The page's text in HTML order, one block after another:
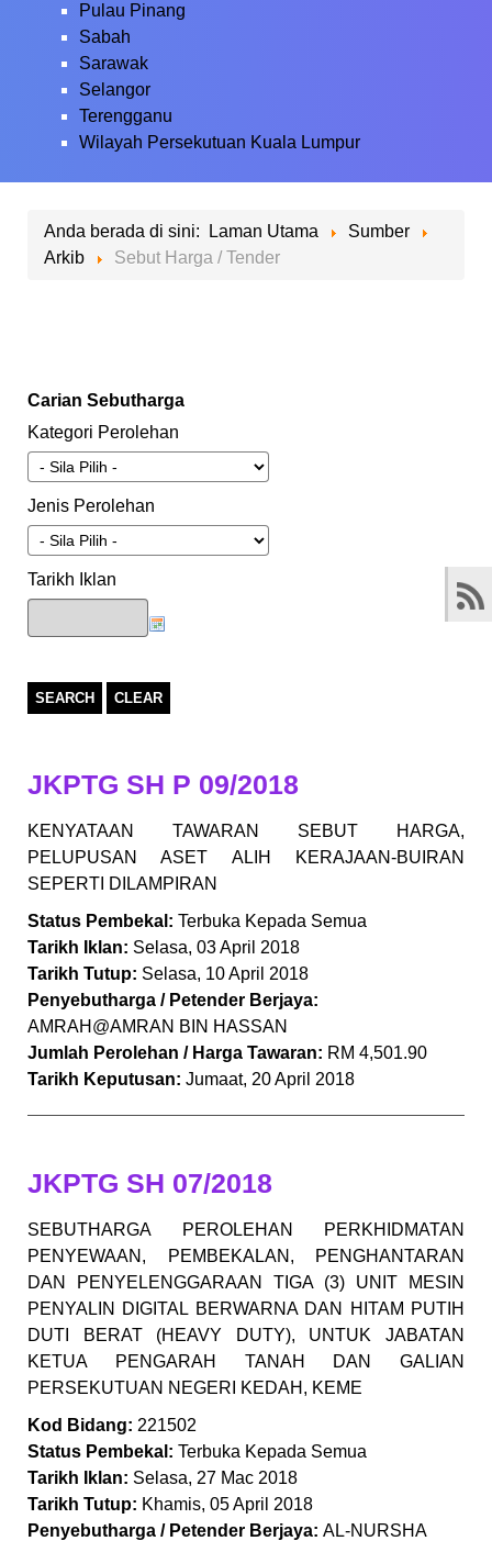
Pulau Pinang
Sabah
Sarawak
Selangor
Terengganu
Wilayah Persekutuan Kuala Lumpur
Anda berada di sini: Laman Utama
Sumber
Arkib
Sebut Harga / Tender
Carian Sebutharga
Kategori Perolehan
Jenis Perolehan
Tarikh Iklan
SEARCH CLEAR
JKPTG SH P 09/2018
KENYATAAN TAWARAN SEBUT HARGA,
PELUPUSAN ASET ALIH KERAJAAN-BUIRAN
SEPERTI DILAMPIRAN
Status Pembekal: Terbuka Kepada Semua
Tarikh Iklan: Selasa, 03 April 2018
Tarikh Tutup: Selasa, 10 April 2018
Penyebutharga / Petender Berjaya:
AMRAH@AMRAN BIN HASSAN
Jumlah Perolehan / Harga Tawaran: RM 4,501.90
Tarikh Keputusan: Jumaat, 20 April 2018
JKPTG SH 07/2018
SEBUTHARGA PEROLEHAN PERKHIDMATAN
PENYEWAAN, PEMBEKALAN, PENGHANTARAN
DAN PENYELENGGARAAN TIGA (3) UNIT MESIN
PENYALIN DIGITAL BERWARNA DAN HITAM PUTIH
DUTI BERAT (HEAVY DUTY), UNTUK JABATAN
KETUA PENGARAH TANAH DAN GALIAN
PERSEKUTUAN NEGERI KEDAH, KEME
Kod Bidang: 221502
Status Pembekal: Terbuka Kepada Semua
Tarikh Iklan: Selasa, 27 Mac 2018
Tarikh Tutup: Khamis, 05 April 2018
Penyebutharga / Petender Berjaya: AL-NURSHA